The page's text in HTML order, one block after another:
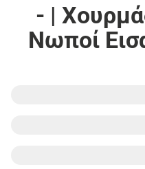
- |
Νωποί